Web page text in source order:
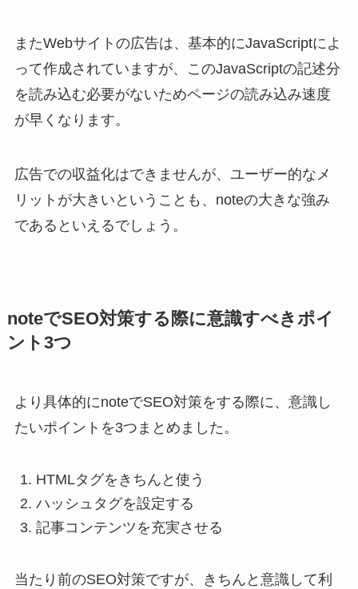
またWebサイトの広告は、基本的にJavaScriptによ
って作成されていますが、このJavaScriptの記述分
を読み込む必要がないためページの読み込み速度
が早くなります。
広告での収益化はできませんが、ユーザー的なメ
リットが大きいということも、noteの大きな強み
であるといえるでしょう。
noteでSEO対策する際に意識すべきポイ
ント3つ
より具体的にnoteでSEO対策をする際に、意識し
たいポイントを3つまとめました。
HTMLタグをきちんと使う
ハッシュタグを設定する
記事コンテンツを充実させる
当たり前のSEO対策ですが、きちんと意識して利